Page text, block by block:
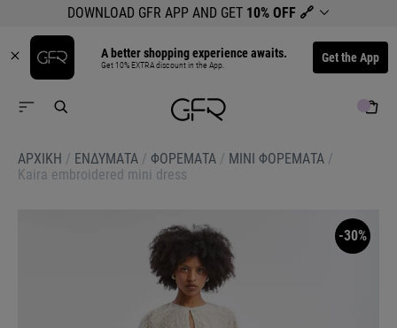
DOWNLOAD GFR APP AND GET 10% OFF 🔗
A better shopping experience awaits.
Get 10% EXTRA discount in the App. Get the App
ΑΡΧΙΚΉ / ΕΝΔΥΜΑΤΑ / ΦΟΡΕΜΑΤΑ / ΜΙΝΙ ΦΟΡΕΜΑΤΑ /
Kaira embroidered mini dress
-30%